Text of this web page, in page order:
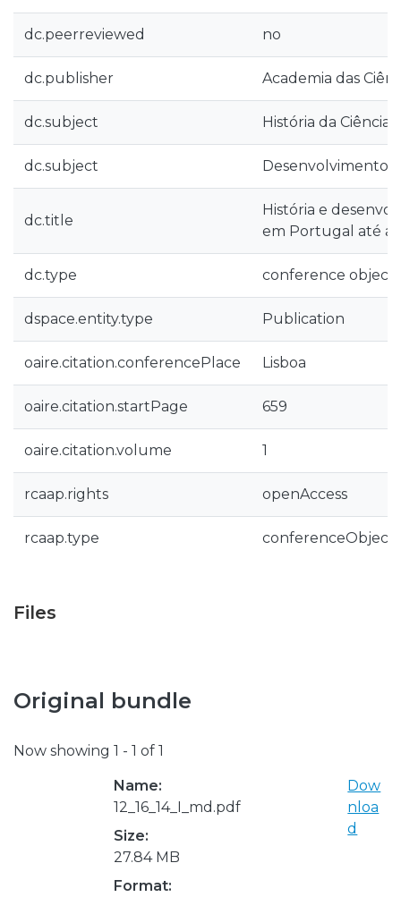
dc.peerreviewed no
dc.publisher Academia das
dc.subject História da Ciência
dc.subject Desenvolvimento
dc.title
História e
em Portugal até
dc.type conference object
dspace.entity.type Publication
oaire.citation.conferencePlace Lisboa
oaire.citation.startPage 659
oaire.citation.volume 1
rcaap.rights openAccess
rcaap.type conferenceObject
Files
Original bundle
Now showing 1 - 1 of 1
Name:
12_16_14_I_md.pdf
Size:
27.84 MB
Format:
Dow
nloa
d